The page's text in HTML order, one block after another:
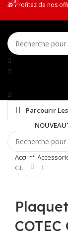
🎁 Profitez de nos
Parcourir
Accueil
GDB1864Cliquez
COTEC